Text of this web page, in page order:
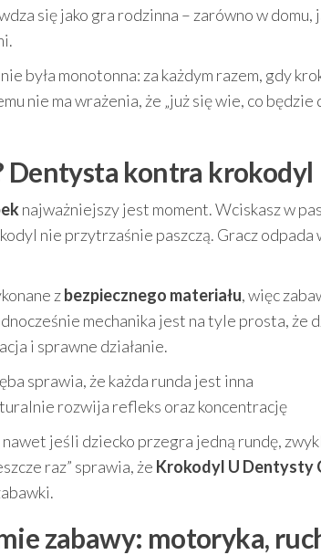
się jako gra rodzinna – zarówno w domu,
była monotonna: za każdym razem, gdy
nie ma wrażenia, że „już się wie, co będzie
Dentysta kontra krokodyl
najważniejszy jest moment. Wciskasz w
nie przytrzaśnie paszczą. Gracz odpada
zbezpiecznego materiału, więc
mechanika jest na tyle prosta, że
i sprawne działanie.
sprawia, że każda runda jest inna
rozwija refleks oraz koncentrację
jeśli dziecko przegra jedną rundę,
raz” sprawia, że Krokodyl U Dentysty
zabawy: motoryka,